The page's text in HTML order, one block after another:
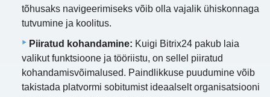
tõhusaks navigeerimiseks võib olla vajalik ühiskonnaga
tutvumine ja koolitus.
Piiratud kohandamine: Kuigi Bitrix24 pakub laia
valikut funktsioone ja tööriistu, on sellel piiratud
kohandamisvõimalused. Paindlikkuse puudumine võib
takistada platvormi sobitumist ideaalselt organisatsiooni